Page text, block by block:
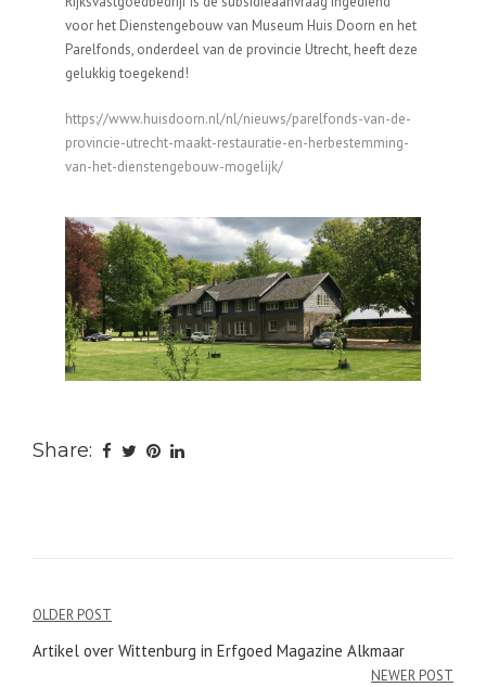
voor het Dienstengebouw van Museum Huis Doorn en het
Parelfonds, onderdeel van de provincie Utrecht, heeft deze
gelukkig toegekend!
https://www.huisdoorn.nl/nl/nieuws/parelfonds-van-de-
provincie-utrecht-maakt-restauratie-en-herbestemming-
van-het-dienstengebouw-mogelijk/
Share:
Bericht
navigatie
OLDER POST
Artikel over Wittenburg in Erfgoed Magazine Alkmaar
NEWER POST